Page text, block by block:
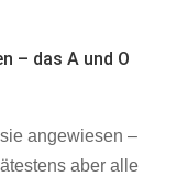
– das A und O
angewiesen –
aber alle